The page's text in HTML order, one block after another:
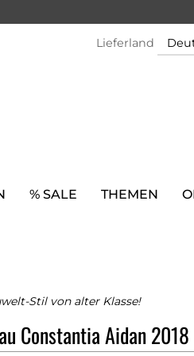
Lieferland
% SALE THEMEN
Stil von alter Klasse!
Constantia Aidan 2018